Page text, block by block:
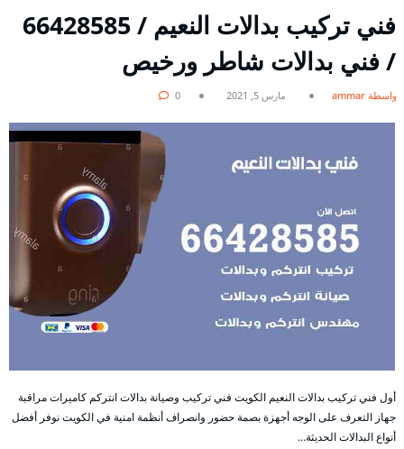
فني تركيب بدالات النعيم / 66428585
/ فني بدالات شاطر ورخيص
بواسطة ammar مارس 5, 2021 0
أول فني تركيب بدالات النعيم الكويت فني تركيب وصيانة بدالات انتركم كاميرات مراقبة
جهاز التعرف على الوجه أجهزة بصمة حضور وانصراف أنظمة امنية في الكويت نوفر أفضل
أنواع البدالات الحديثة…